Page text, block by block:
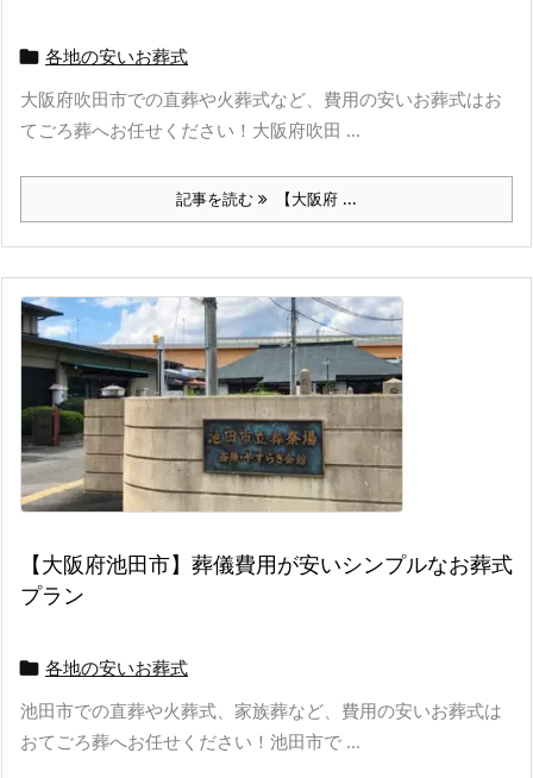
 各地の安いお葬式
大阪府吹田市での直葬や火葬式など、費用の安いお葬式はお
てごろ葬へお任せください！大阪府吹田 ...
記事を読む 【大阪府 ...
【大阪府池田市】葬儀費用が安いシンプルなお葬式
プラン
 各地の安いお葬式
池田市での直葬や火葬式、家族葬など、費用の安いお葬式は
おてごろ葬へお任せください！池田市で ...